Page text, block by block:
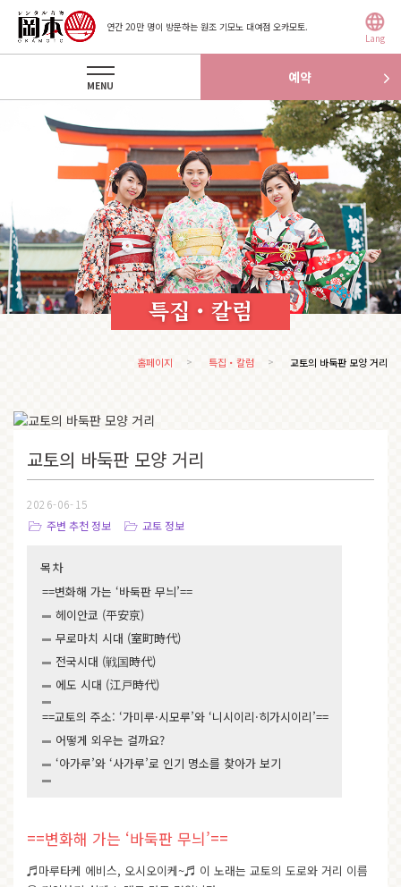
연간 20만 명이 방문하는 원조 기모노 대여점 오카모토.
Lang
예약
MENU
특집・칼럼
홈페이지 특집・칼럼 교토의 바둑판 모양 거리
교토의 바둑판 모양 거리
2026-06-15
주변 추천 정보
교토 정보
목차
==변화해 가는 ‘바둑판 무늬’==
헤이안쿄 (平安京)
무로마치 시대 (室町時代)
전국시대 (戦国時代)
에도 시대 (江戸時代)
==교토의 주소: ‘가미루·시모루’와 ‘니시이리·히가시이리’==
어떻게 외우는 걸까요?
‘아가루’와 ‘사가루’로 인기 명소를 찾아가 보기
==변화해 가는 ‘바둑판 무늬’==
♬마루타케 에비스, 오시오이케~♬ 이 노래는 교토의 도로와 거리 이름